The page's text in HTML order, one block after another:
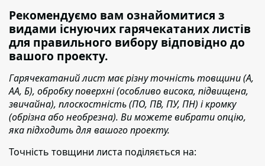
Рекомендуємо вам ознайомитися з
видами існуючих гарячекатаних листів
для правильного вибору відповідно до
вашого проекту.
Гарячекатаний лист має різну точність товщини (А,
АА, Б), обробку поверхні (особливо висока, підвищена,
звичайна), плоскостність (ПО, ПВ, ПУ, ПН) і кромку
(обрізна або необрезна). Ви можете вибрати опцію,
яка підходить для вашого проекту.
Точність товщини листа поділяється на: